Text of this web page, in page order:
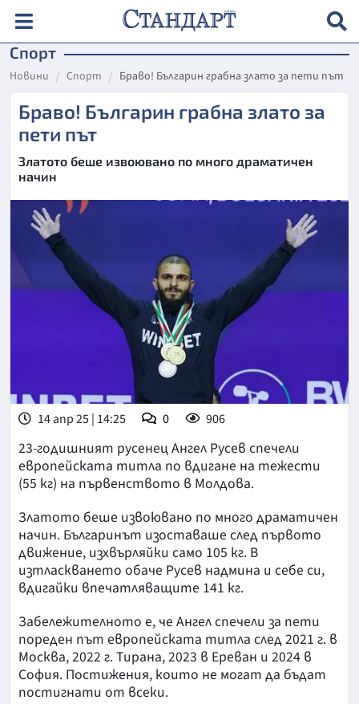
Спорт
Новини Спорт Браво! Българин грабна злато за пети път
Браво! Българин грабна злато за
пети път
Златото беше извоювано по много драматичен
начин
14 апр 25 | 14:25 0 906
23-годишният русенец Ангел Русев спечели
европейската титла по вдигане на тежести
(55 кг) на първенството в Молдова.
Златото беше извоювано по много драматичен
начин. Българинът изоставаше след първото
движение, изхвърляйки само 105 кг. В
изтласкването обаче Русев надмина и себе си,
вдигайки впечатляващите 141 кг.
Забележителното е, че Ангел спечели за пети
пореден път европейската титла след 2021 г. в
Москва, 2022 г. Тирана, 2023 в Ереван и 2024 в
София. Постижения, които не могат да бъдат
постигнати от всеки.